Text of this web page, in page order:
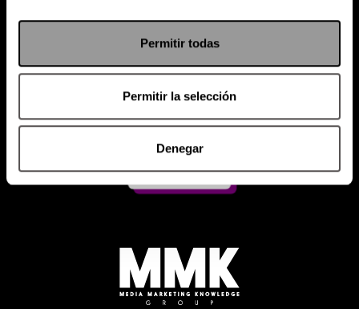
Permitir todas
Permitir la selección
Denegar
Suscríbete